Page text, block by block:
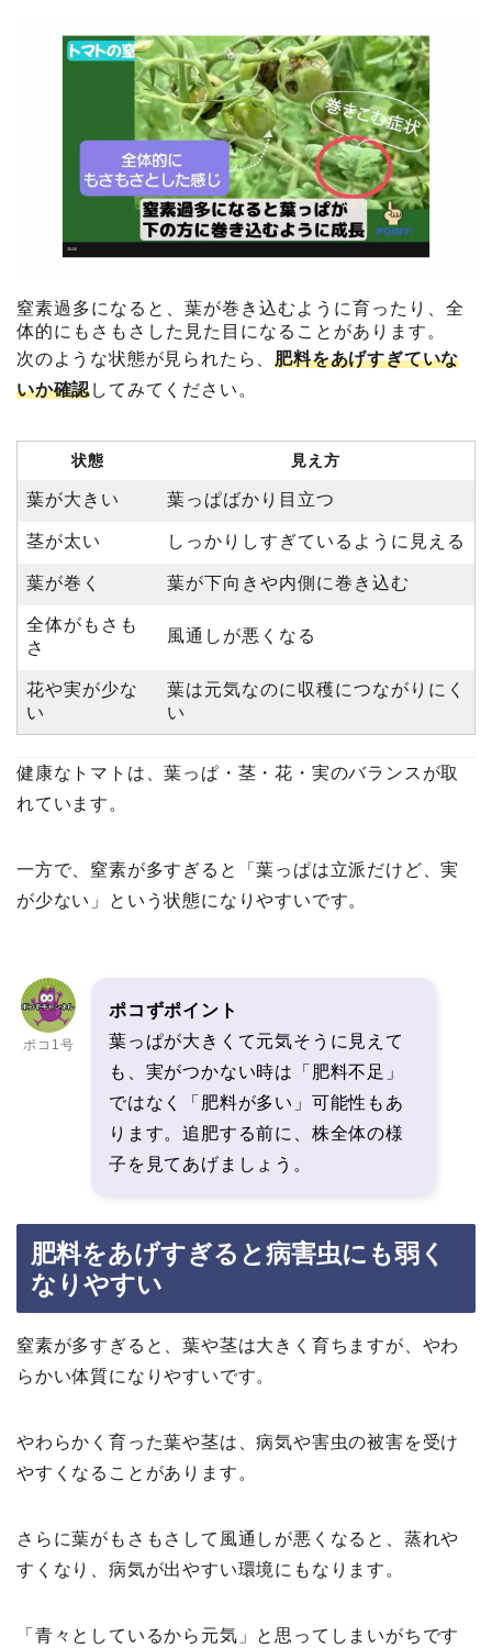
窒素過多になると、葉が巻き込むように育ったり、全
体的にもさもさした見た目になることがあります。
次のような状態が見られたら、肥料をあげすぎていな
いか確認してみてください。
状態 見え方
葉が大きい 葉っぱばかり目立つ
茎が太い しっかりしすぎているように見える
葉が巻く 葉が下向きや内側に巻き込む
全体がもさも
さ
風通しが悪くなる
花や実が少な
い
葉は元気なのに収穫につながりにく
い
健康なトマトは、葉っぱ・茎・花・実のバランスが取
れています。
一方で、窒素が多すぎると「葉っぱは立派だけど、実
が少ない」という状態になりやすいです。
ポコ1号
ポコずポイント
葉っぱが大きくて元気そうに見えて
も、実がつかない時は「肥料不足」
ではなく「肥料が多い」可能性もあ
ります。追肥する前に、株全体の様
子を見てあげましょう。
肥料をあげすぎると病害虫にも弱く
なりやすい
窒素が多すぎると、葉や茎は大きく育ちますが、やわ
らかい体質になりやすいです。
やわらかく育った葉や茎は、病気や害虫の被害を受け
やすくなることがあります。
さらに葉がもさもさして風通しが悪くなると、蒸れや
すくなり、病気が出やすい環境にもなります。
「青々としているから元気」と思ってしまいがちです